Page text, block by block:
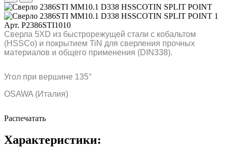
Арт. P2386STI1010
Сверла 5XD из быстрорежущей стали с кобальтом
(HSSCo) и покрытием TiN для сверления прочных
материалов и общего применения (DIN338).
Угол при вершине 135°
OSAWA (Италия)
Распечатать
Характеристики: